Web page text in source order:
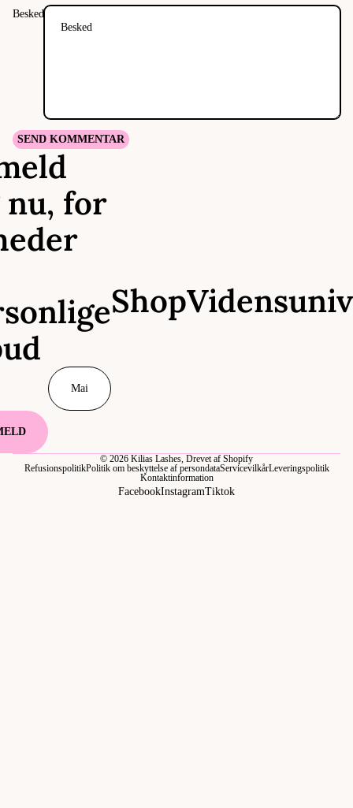
Besked
SEND KOMMENTAR
nu, for
Shop
© 2026 Kilias Lashes, Drevet af Shopify
RefusionspolitikPolitik om beskyttelse af persondataServicevilkårLeveringspolitik
Kontaktinformation
FacebookInstagramTiktok